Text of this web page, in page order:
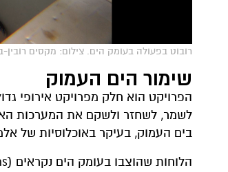
רובוט בפעולה בעומק הים. צילום: מקסים
שימור הים העמוק
הפרויקט הוא חלק מפרויקט אירופי
לשמר, לשחזר ולשקם את המערכות
בים העמוק, בעיקר באוכלוסיות של